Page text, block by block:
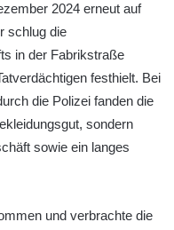
2024 erneut auf
schlug die
in der Fabrikstraße
festhielt. Bei
die Polizei fanden die
sondern
sowie ein langes
und verbrachte die